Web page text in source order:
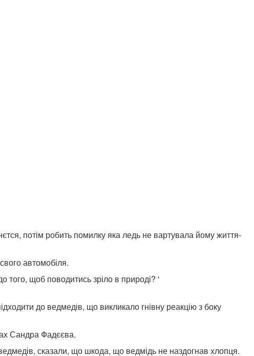
потім робить помилку яка ледь не вартувала йому життя-
автомобіля.
того, щоб поводитись зріло в природі? '
до ведмедів, що викликало гнівну реакцію з боку
Сандра Фадєєва.
сказали, що шкода, що ведмідь не наздогнав хлопця.